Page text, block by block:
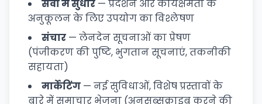
सेवा में सुधार — प्रदर्शन और कार्यक्षमता के
अनुकूलन के लिए उपयोग का विश्लेषण
संचार — लेनदेन सूचनाओं का प्रेषण
(पंजीकरण की पुष्टि, भुगतान सूचनाएं, तकनीकी
सहायता)
मार्केटिंग — नई सुविधाओं, विशेष प्रस्तावों के
बारे में समाचार भेजना (अनसब्सक्राइब करने की